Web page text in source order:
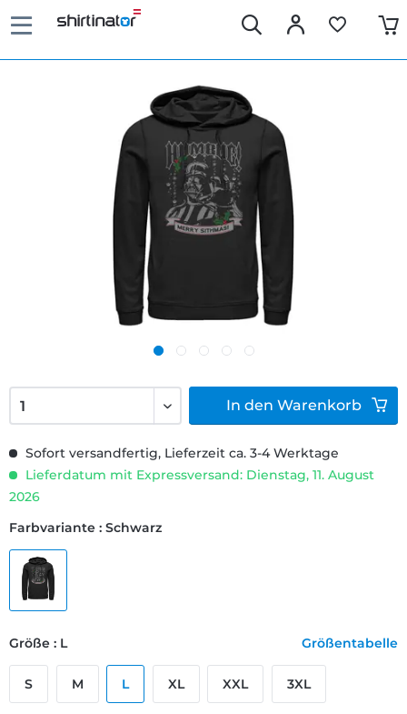
Sofort versandfertig, Lieferzeit ca. 3-4 Werktage
Lieferdatum mit Expressversand: Dienstag, 11. August
2026
Farbvariante : Schwarz
Größe : L Größentabelle
S M L XL XXL 3XL
In den Warenkorb